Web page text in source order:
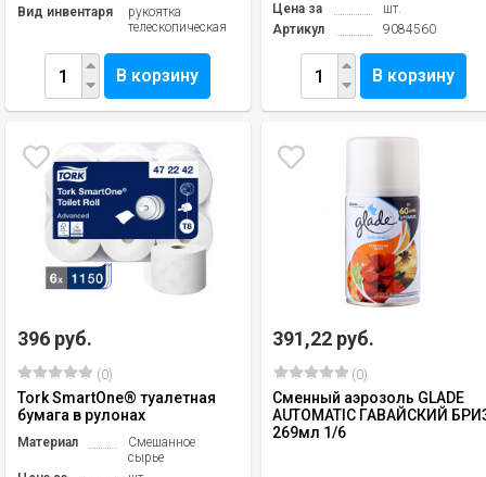
Вид инвентаря
рукоятка
телескопическая
В корзину
Цена за
шт.
Артикул
9084560
В корзину
396 руб.
(0)
Tork SmartOne® туалетная
бумага в рулонах
Материал
Смешанное
сырье
391,22 руб.
(0)
Сменный аэрозоль GLADE
AUTOMATIC ГАВАЙСКИЙ
269мл 1/6